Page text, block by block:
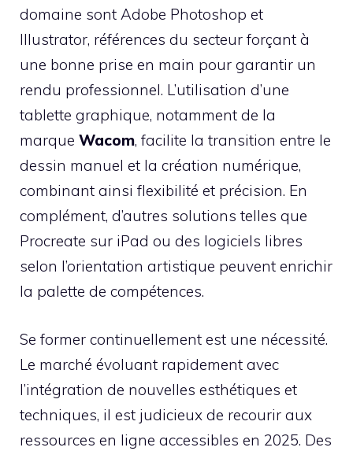
domaine sont Adobe Photoshop et
Illustrator, références du secteur forçant à
une bonne prise en main pour garantir un
rendu professionnel. L’utilisation d’une
tablette graphique, notamment de la
marque Wacom, facilite la transition entre le
dessin manuel et la création numérique,
combinant ainsi flexibilité et précision. En
complément, d’autres solutions telles que
Procreate sur iPad ou des logiciels libres
selon l’orientation artistique peuvent enrichir
la palette de compétences.
Se former continuellement est une nécessité.
Le marché évoluant rapidement avec
l’intégration de nouvelles esthétiques et
techniques, il est judicieux de recourir aux
ressources en ligne accessibles en 2025. Des